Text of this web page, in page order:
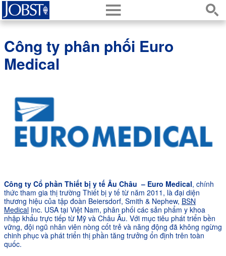
s
h
Công ty phân phối Euro
Medical
Công ty Cổ phần Thiết bị y tế Âu Châu – Euro Medical, chính
thức tham gia thị trường Thiết bị y tế từ năm 2011, là đại diện
thương hiệu của tập đoàn Beiersdorf, Smith & Nephew, BSN
Medical Inc. USA tại Việt Nam, phân phối các sản phẩm y khoa
nhập khẩu trực tiếp từ Mỹ và Châu Âu. Với mục tiêu phát triển bền
vững, đội ngũ nhân viên nòng cốt trẻ và năng động đã không ngừng
chinh phục và phát triển thị phần tăng trưởng ổn định trên toàn
quốc.